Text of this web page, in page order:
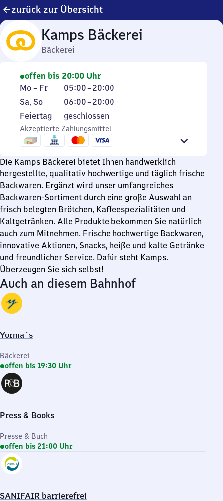
zurück zur Übersicht
Kamps Bäckerei
Bäckerei
offen bis 20:00 Uhr
Montag
bis
Freitag
Mo – Fr 05:00–20:00
Von
5
bis
20
Uhr
Samstag
und
Sonntag
Sa, So 06:00–20:00
Von
6
Uhr
bis
20
Uhr
Feiertag
Feiertag geschlossen
Akzeptierte Zahlungsmittel
Die Kamps Bäckerei bietet Ihnen handwerklich
hergestellte, qualitativ hochwertige und täglich frische
Backwaren. Ergänzt wird unser umfangreiches
Backwaren-Sortiment durch eine große Auswahl an
frisch belegten Brötchen, Kaffeespezialitäten und
Kaltgetränken. Alle Produkte bekommen Sie natürlich
auch zum Mitnehmen. Frische hochwertige Backwaren,
innovative Aktionen, Snacks, heiße und kalte Getränke
und freundlicher Service. Dafür steht Kamps.
Überzeugen Sie sich selbst!
Auch an diesem Bahnhof
Yorma´s
Bäckerei
offen bis 19:30 Uhr
Press & Books
Presse & Buch
offen bis 21:00 Uhr
SANIFAIR barrierefrei